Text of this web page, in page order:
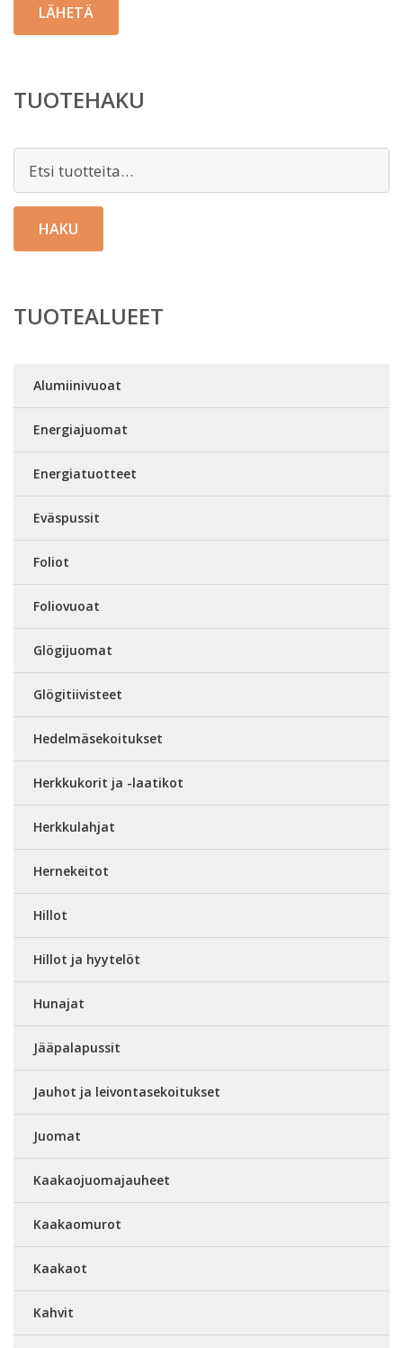
TUOTEHAKU
HAKU
TUOTEALUEET
Alumiinivuoat
Energiajuomat
Energiatuotteet
Eväspussit
Foliot
Foliovuoat
Glögijuomat
Glögitiivisteet
Hedelmäsekoitukset
Herkkukorit ja -laatikot
Herkkulahjat
Hernekeitot
Hillot
Hillot ja hyytelöt
Hunajat
Jääpalapussit
Jauhot ja leivontasekoitukset
Juomat
Kaakaojuomajauheet
Kaakaomurot
Kaakaot
Kahvit